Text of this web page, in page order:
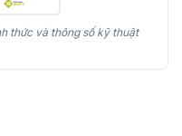
thức và thông số kỹ thuật